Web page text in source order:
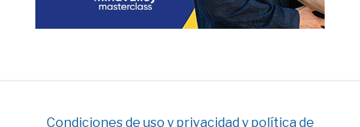
Condiciones de uso y privacidad y política de